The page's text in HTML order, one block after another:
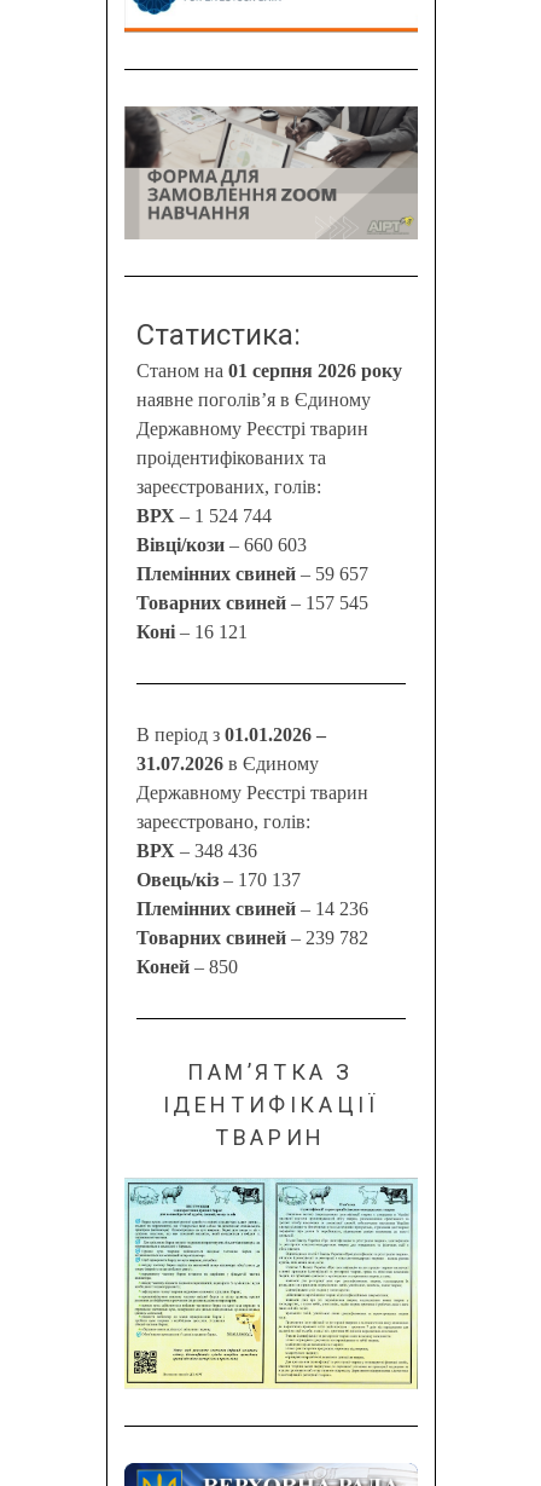
Статистика:
Станом на01 серпня 2026 року
наявне поголів’я в Єдиному
Державному Реєстрі тварин
проідентифікованих та
зареєстрованих, голів:
ВРХ– 1 524 744
Вівці/кози– 660 603
Племінних свиней– 59 657
Товарних свиней – 157 545
Коні– 16 121
В період з01.01.2026 –
31.07.2026 в Єдиному
Державному Реєстрі тварин
зареєстровано, голів:
ВРХ– 348 436
Овець/кіз– 170 137
Племінних свиней– 14 236
Товарних свиней– 239 782
Коней– 850
ПАМ’ЯТКА З
ІДЕНТИФІКАЦІЇ
ТВАРИН